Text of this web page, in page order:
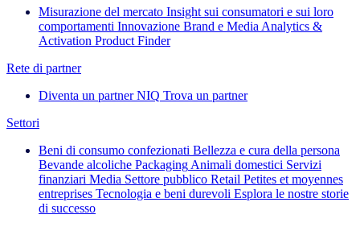
Misurazione del mercato Insight sui consumatori e sui loro
comportamenti Innovazione Brand e Media Analytics &
Activation Product Finder
Rete di partner
Diventa un partner NIQ Trova un partner
Settori
Beni di consumo confezionati Bellezza e cura della persona
Bevande alcoliche Packaging Animali domestici Servizi
finanziari Media Settore pubblico Retail Petites et moyennes
entreprises Tecnologia e beni durevoli Esplora le nostre storie
di successo